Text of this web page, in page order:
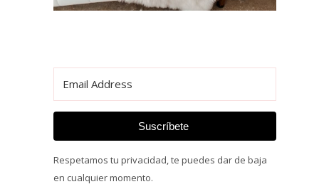
Suscríbete
Respetamos tu privacidad, te puedes dar de baja
en cualquier momento.